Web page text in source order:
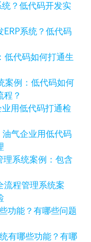
系统？低代码
案例：低代码如何
程？
油气企业用低代码
流程管理系统案
有哪些功能？有哪